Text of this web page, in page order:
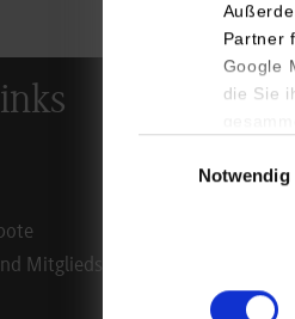
Partner
Google
die Sie
Notwendig
Mitgliedschaften
Alumni